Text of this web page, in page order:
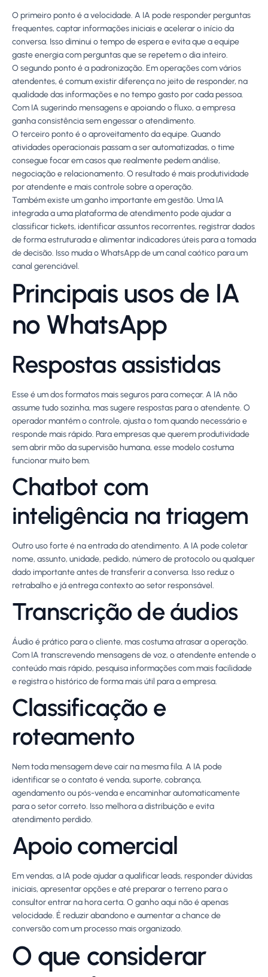
O primeiro ponto é a velocidade. A IA pode responder perguntas
frequentes, captar informações iniciais e acelerar o início da
conversa. Isso diminui o tempo de espera e evita que a equipe
gaste energia com perguntas que se repetem o dia inteiro.
O segundo ponto é a padronização. Em operações com vários
atendentes, é comum existir diferença no jeito de responder, na
qualidade das informações e no tempo gasto por cada pessoa.
Com IA sugerindo mensagens e apoiando o fluxo, a empresa
ganha consistência sem engessar o atendimento.
O terceiro ponto é o aproveitamento da equipe. Quando
atividades operacionais passam a ser automatizadas, o time
consegue focar em casos que realmente pedem análise,
negociação e relacionamento. O resultado é mais produtividade
por atendente e mais controle sobre a operação.
Também existe um ganho importante em gestão. Uma IA
integrada a uma plataforma de atendimento pode ajudar a
classificar tickets, identificar assuntos recorrentes, registrar dados
de forma estruturada e alimentar indicadores úteis para a tomada
de decisão. Isso muda o WhatsApp de um canal caótico para um
canal gerenciável.
Principais usos de IA
no WhatsApp
Respostas assistidas
Esse é um dos formatos mais seguros para começar. A IA não
assume tudo sozinha, mas sugere respostas para o atendente. O
operador mantém o controle, ajusta o tom quando necessário e
responde mais rápido. Para empresas que querem produtividade
sem abrir mão da supervisão humana, esse modelo costuma
funcionar muito bem.
Chatbot com
inteligência na triagem
Outro uso forte é na entrada do atendimento. A IA pode coletar
nome, assunto, unidade, pedido, número de protocolo ou qualquer
dado importante antes de transferir a conversa. Isso reduz o
retrabalho e já entrega contexto ao setor responsável.
Transcrição de áudios
Áudio é prático para o cliente, mas costuma atrasar a operação.
Com IA transcrevendo mensagens de voz, o atendente entende o
conteúdo mais rápido, pesquisa informações com mais facilidade
e registra o histórico de forma mais útil para a empresa.
Classificação e
roteamento
Nem toda mensagem deve cair na mesma fila. A IA pode
identificar se o contato é venda, suporte, cobrança,
agendamento ou pós-venda e encaminhar automaticamente
para o setor correto. Isso melhora a distribuição e evita
atendimento perdido.
Apoio comercial
Em vendas, a IA pode ajudar a qualificar leads, responder dúvidas
iniciais, apresentar opções e até preparar o terreno para o
consultor entrar na hora certa. O ganho aqui não é apenas
velocidade. É reduzir abandono e aumentar a chance de
conversão com um processo mais organizado.
O que considerar